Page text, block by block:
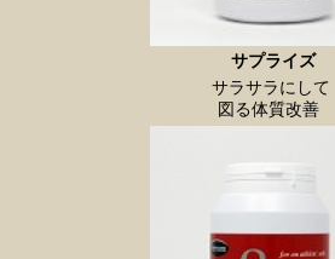
サプライズ
サラサラにして
図る体質改善